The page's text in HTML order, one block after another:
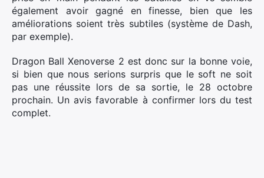
également avoir gagné en finesse, bien que les
améliorations soient très subtiles (système de Dash,
par exemple).
Dragon Ball Xenoverse 2 est donc sur la bonne voie,
si bien que nous serions surpris que le soft ne soit
pas une réussite lors de sa sortie, le 28 octobre
prochain. Un avis favorable à confirmer lors du test
complet.